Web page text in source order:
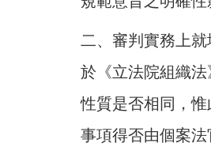
二、審判實務上
於《立法院組織法
性質是否相同，
事項得否由個案法